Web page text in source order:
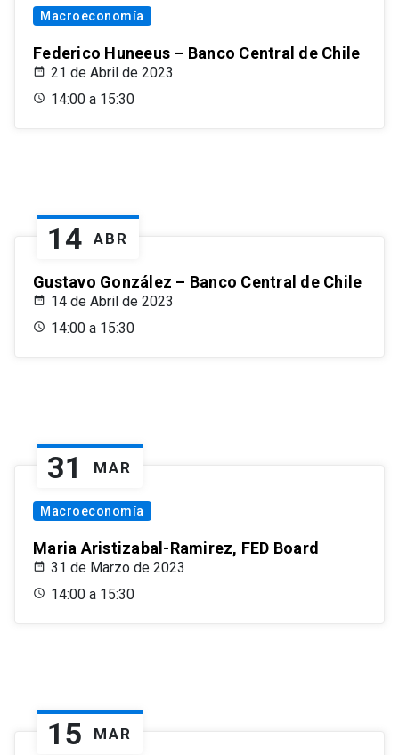
Macroeconomía
Federico Huneeus – Banco Central de Chile
21 de Abril de 2023
14:00 a 15:30
14 ABR
Gustavo González – Banco Central de Chile
14 de Abril de 2023
14:00 a 15:30
31 MAR
Macroeconomía
Maria Aristizabal-Ramirez, FED Board
31 de Marzo de 2023
14:00 a 15:30
15 MAR